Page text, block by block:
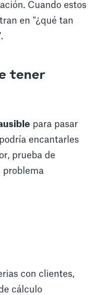
Cuando estos
en "¿qué tan
tener
para pasar
encantarles
prueba de
problema
con clientes,
cálculo